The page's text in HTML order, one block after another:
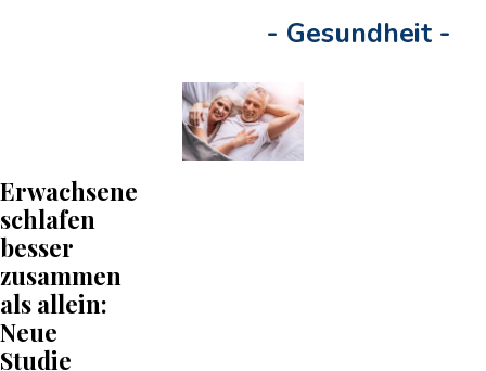
- Gesundheit -
Erwachsene
schlafen
besser
zusammen
als allein:
Neue
Studie